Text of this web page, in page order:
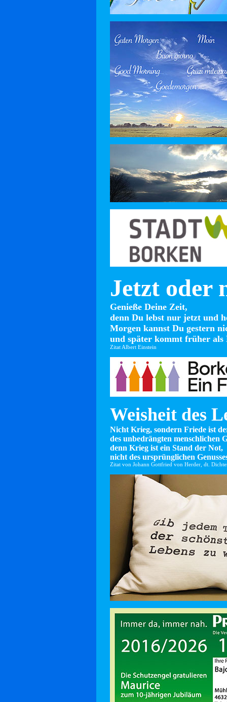
Jetzt oder
Genieße Deine Zeit,
denn Du lebst nur jetzt und
Morgen kannst Du gestern
und später kommt früher als
Zitat Albert Einstein
Weisheit des
Nicht Krieg, sondern Friede ist
des unbedrängten menschlichen
denn Krieg ist ein Stand der Not,
nicht des ursprünglichen
Zitat von Johann Gottfried von Herder, dt.